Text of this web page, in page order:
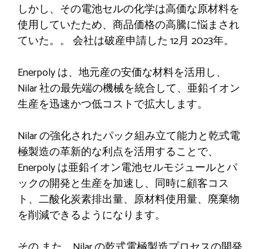
しかし、その電池セルの化学は高価な原材料を
使用していたため、商品価格の高騰に悩まされ
ていた。 。 会社は破産申請した12月 2023年。
Enerpoly は、地元産の安価な材料を活用し、
Nilar 社の最先端の機械を統合して、亜鉛イオン
生産を迅速かつ低コストで拡大します。
Nilar の強化されたパック組み立て能力と乾式電
極製造の革新的な利点を活用することで、
Enerpoly は亜鉛イオン電池セルモジュールとパ
ックの開発と生産を加速し、同時に顧客コス
ト、二酸化炭素排出量、原材料使用量、廃棄物
を削減できるようになります。